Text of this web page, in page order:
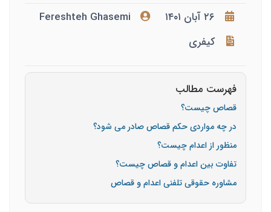
۲۶ آبان ۱۴۰۱
Fereshteh Ghasemi
کیفری
فهرست مطالب
قصاص چیست؟
در چه مواردی حکم قصاص صادر می شود؟
منظور از اعدام چیست؟
تفاوت بین اعدام و قصاص چیست؟
مشاوره حقوقی تلفنی اعدام و قصاص